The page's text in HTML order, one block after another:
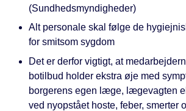
(Sundhedsmyndigheder)
Alt personale skal følge de
for smitsom sygdom
Det er derfor vigtigt, at
botilbud holder ekstra øje med
borgerens egen læge, lægevagten
ved nyopstået hoste, feber, smerter